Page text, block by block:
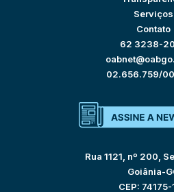
Serviços
Contato
62 3238-
02.656.759/
Rua 1121, nº 200,
Goiânia-
CEP: